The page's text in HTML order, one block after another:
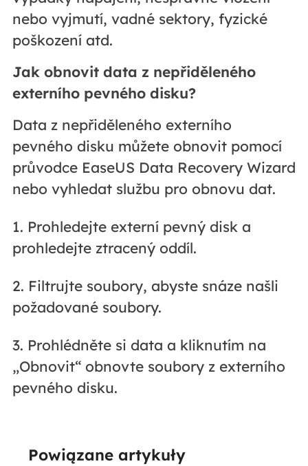
nebo vyjmutí, vadné sektory, fyzické
poškození atd.
Jak obnovit data z nepřiděleného
externího pevného disku?
Data z nepřiděleného externího
pevného disku můžete obnovit pomocí
průvodce EaseUS Data Recovery Wizard
nebo vyhledat službu pro obnovu dat.
1. Prohledejte externí pevný disk a
prohledejte ztracený oddíl.
2. Filtrujte soubory, abyste snáze našli
požadované soubory.
3. Prohlédněte si data a kliknutím na
„Obnovit“ obnovte soubory z externího
pevného disku.
Powiązane artykuły